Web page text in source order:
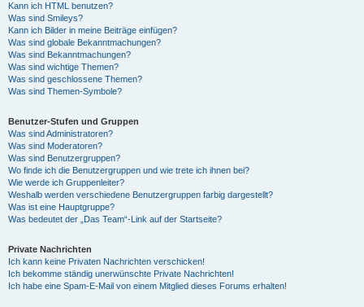
Kann ich HTML benutzen?
Was sind Smileys?
Kann ich Bilder in meine Beiträge einfügen?
Was sind globale Bekanntmachungen?
Was sind Bekanntmachungen?
Was sind wichtige Themen?
Was sind geschlossene Themen?
Was sind Themen-Symbole?
Benutzer-Stufen und Gruppen
Was sind Administratoren?
Was sind Moderatoren?
Was sind Benutzergruppen?
Wo finde ich die Benutzergruppen und wie trete ich ihnen bei?
Wie werde ich Gruppenleiter?
Weshalb werden verschiedene Benutzergruppen farbig dargestellt?
Was ist eine Hauptgruppe?
Was bedeutet der „Das Team“-Link auf der Startseite?
Private Nachrichten
Ich kann keine Privaten Nachrichten verschicken!
Ich bekomme ständig unerwünschte Private Nachrichten!
Ich habe eine Spam-E-Mail von einem Mitglied dieses Forums erhalten!